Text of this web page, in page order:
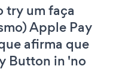
try um faça
Apple Pay
afirma que
Button in 'no